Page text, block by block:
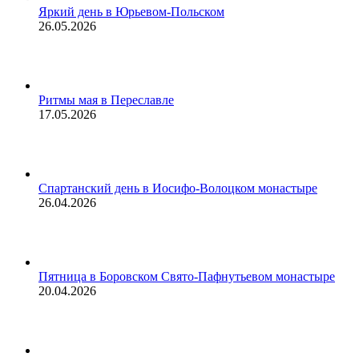
Яркий день в Юрьевом-Польском
26.05.2026
Ритмы мая в Переславле
17.05.2026
Спартанский день в Иосифо-Волоцком монастыре
26.04.2026
Пятница в Боровском Свято-Пафнутьевом монастыре
20.04.2026